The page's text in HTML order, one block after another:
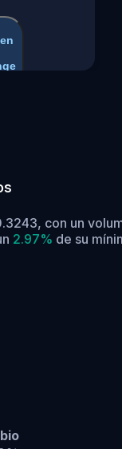
con un
2.97% de su